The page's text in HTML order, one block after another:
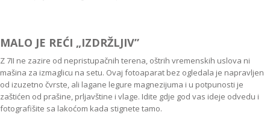
MALO JE REĆI „IZDRŽLJIV”
Z 7II ne zazire od nepristupačnih terena, oštrih vremenskih uslova ni
mašina za izmaglicu na setu. Ovaj fotoaparat bez ogledala je napravljen
od izuzetno čvrste, ali lagane legure magnezijuma i u potpunosti je
zaštićen od prašine, prljavštine i vlage. Idite gdje god vas ideje odvedu i
fotografišite sa lakoćom kada stignete tamo.